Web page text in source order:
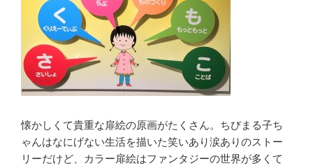
懐かしくて貴重な扉絵の原画がたくさん。ちびまる子ち
ゃんはなにげない生活を描いた笑いあり涙ありのストー
リーだけど、カラー扉絵はファンタジーの世界が多くて